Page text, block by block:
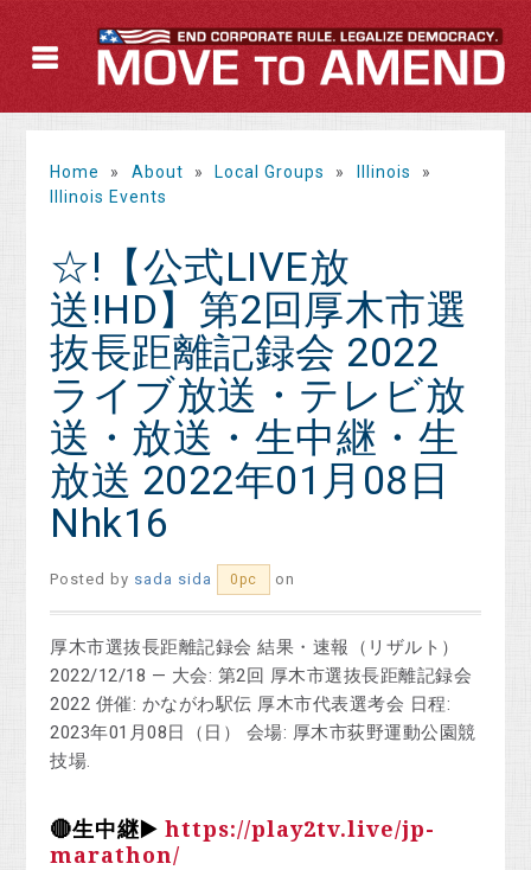
Home » About » Local Groups » Illinois
»
Illinois Events
☆!【公式LIVE放
送!HD】第2回厚木市選
抜長距離記録会 2022
ライブ放送・テレビ放
送・放送・生中継・生
放送 2022年01月08日
Nhk16
Posted by sada sida 0pc on
厚木市選抜長距離記録会 結果・速報（リザルト）
2022/12/18 — 大会: 第2回 厚木市選抜長距離記録会
2022 併催: かながわ駅伝 厚木市代表選考会 日程:
2023年01月08日（日） 会場: 厚木市荻野運動公園競
技場.
🔴生中継▶️https://play2tv.live/jp-
marathon/